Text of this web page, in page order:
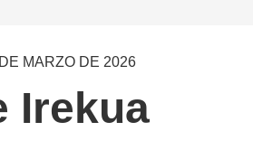
MARZO DE 2026
Irekua